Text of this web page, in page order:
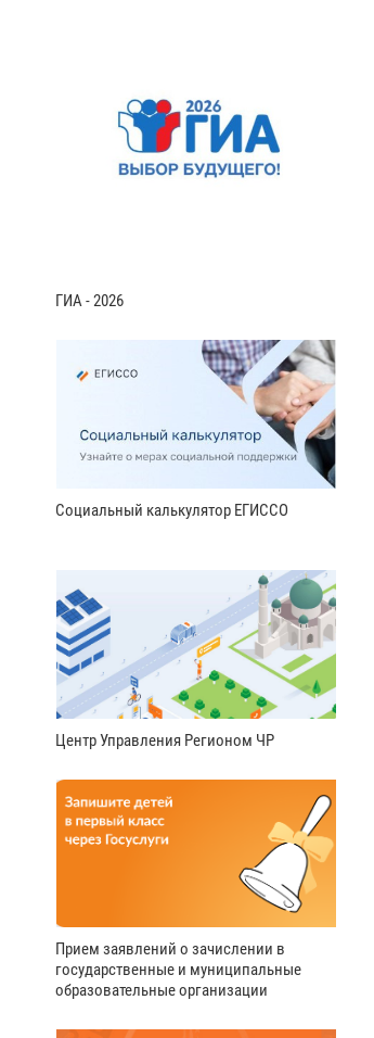
ГИА - 2026
Социальный калькулятор ЕГИССО
Центр Управления Регионом ЧР
Прием заявлений о зачислении в
государственные и муниципальные
образовательные организации